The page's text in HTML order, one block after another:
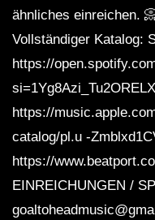
ähnliches einreichen.
Vollständiger Katalog:
https://
https://
catalog/pl.u -
https://
EINREICHUNGEN /